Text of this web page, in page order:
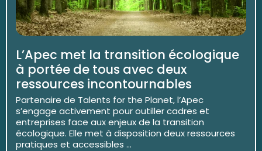
L’Apec met la transition écologique
à portée de tous avec deux
ressources incontournables
Partenaire de Talents for the Planet, l’Apec
s’engage activement pour outiller cadres et
entreprises face aux enjeux de la transition
écologique. Elle met à disposition deux ressources
pratiques et accessibles ...